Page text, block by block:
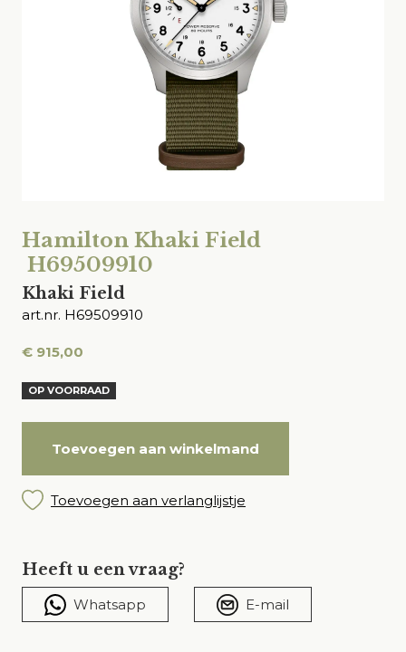
Hamilton Khaki Field
H69509910
Khaki Field
art.nr. H69509910
€ 915,00
OP VOORRAAD
Toevoegen aan winkelmand
Toevoegen aan verlanglijstje
Heeft u een vraag?
Whatsapp E-mail